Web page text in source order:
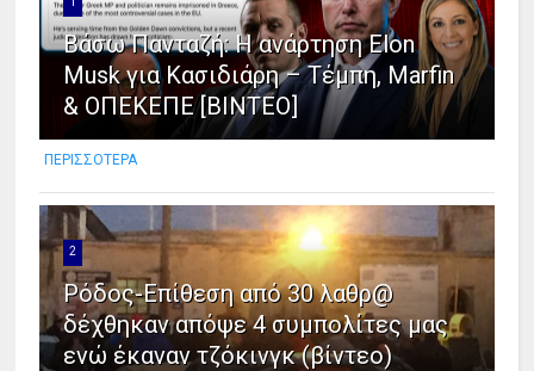
Βάσω Πανταζή: Η ανάρτηση Elon
Musk για Κασιδιάρη – Τέμπη, Marfin
& ΟΠΕΚΕΠΕ [ΒΙΝΤΕΟ]
ΠΕΡΙΣΣΟΤΕΡΑ
2
Ρόδος-Επίθεση από 30 λαθρ@
δέχθηκαν απόψε 4 συμπολίτες μας
ενώ έκαναν τζόκινγκ (βίντεο)